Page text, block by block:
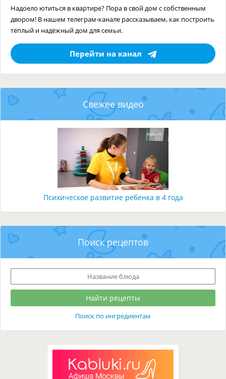
Надоело ютиться в квартире? Пора в свой дом с собственным
двором! В нашем телеграм-канале рассказываем, как построить
тёплый и надёжный дом для семьи.
Перейти на канал
Свежее видео
Психическое развитие ребенка в 4 года
Поиск рецептов
Поиск по ингредиентам